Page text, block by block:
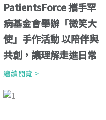
PatientsForce 攜手罕
病基金會舉辦「微笑大
使」手作活動 以陪伴與
共創，讓理解走進日常
繼續閱覽 >